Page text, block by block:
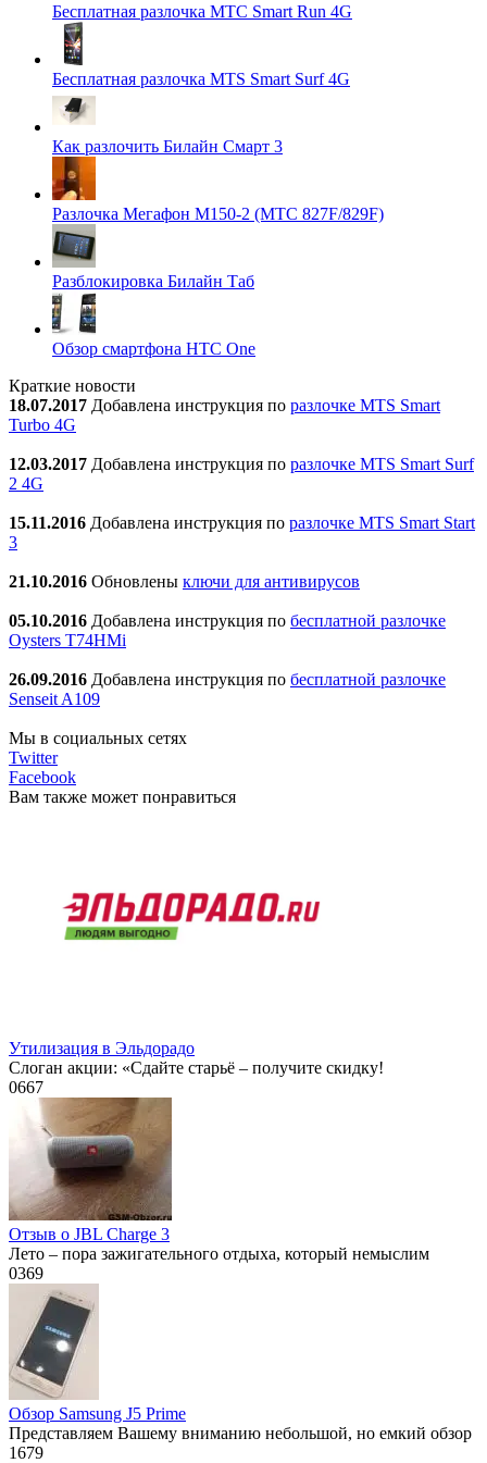
Бесплатная разлочка МТС Smart Run 4G
Бесплатная разлочка MTS Smart Surf 4G
Как разлочить Билайн Смарт 3
Разлочка Мегафон М150-2 (МТС 827F/829F)
Разблокировка Билайн Таб
Обзор смартфона HTC One
Краткие новости
18.07.2017 Добавлена инструкция по разлочке MTS Smart
Turbo 4G
12.03.2017 Добавлена инструкция по разлочке MTS Smart Surf
2 4G
15.11.2016 Добавлена инструкция по разлочке MTS Smart Start
3
21.10.2016 Обновлены ключи для антивирусов
05.10.2016 Добавлена инструкция по бесплатной разлочке
Oysters T74HMi
26.09.2016 Добавлена инструкция по бесплатной разлочке
Senseit A109
Мы в социальных сетях
Twitter
Facebook
Вам также может понравиться
Утилизация в Эльдорадо
Слоган акции: «Сдайте старьё – получите скидку!
0667
Отзыв о JBL Charge 3
Лето – пора зажигательного отдыха, который немыслим
0369
Обзор Samsung J5 Prime
Представляем Вашему вниманию небольшой, но емкий обзор
1679